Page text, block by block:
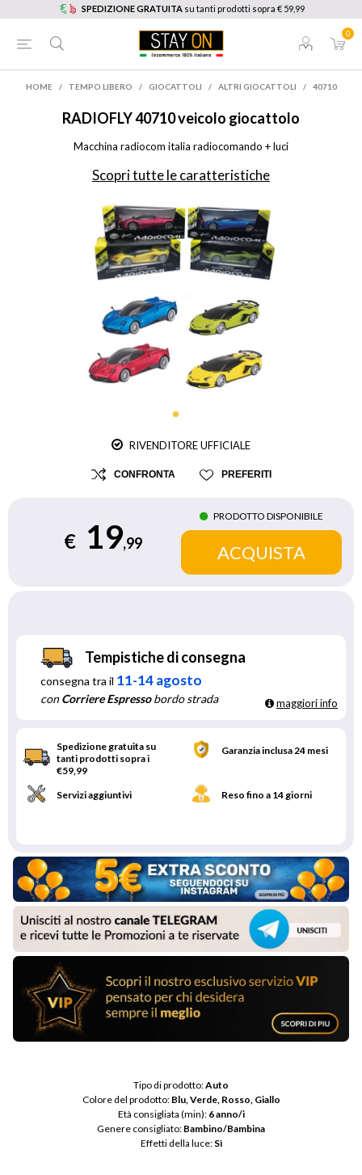
SPEDIZIONE GRATUITA su tanti prodotti sopra € 59,99
0
HOME / TEMPO LIBERO / GIOCATTOLI / ALTRI GIOCATTOLI / 40710
RADIOFLY40710 veicolo giocattolo
Macchina radiocom italia radiocomando + luci
Scopri tutte le caratteristiche
RIVENDITORE UFFICIALE
CONFRONTA PREFERITI
€ 19,99
PRODOTTO DISPONIBILE
Tempistiche di consegna
consegna tra il 11-14 agosto
conCorriere Espressobordo strada maggiori info
Spedizione gratuita su
tanti prodotti sopra i
€59,99
Garanzia inclusa 24 mesi
Servizi aggiuntivi Reso fino a 14 giorni
Tipo di prodotto: Auto
Colore del prodotto: Blu, Verde, Rosso, Giallo
Età consigliata (min): 6 anno/i
Genere consigliato: Bambino/Bambina
Effetti della luce: Sì